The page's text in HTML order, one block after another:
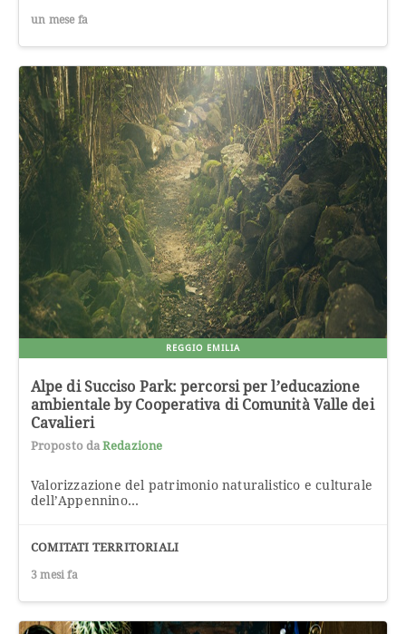
un mese fa
REGGIO EMILIA
Alpe di Succiso Park: percorsi per l’educazione
ambientale by Cooperativa di Comunità Valle dei
Cavalieri
Proposto da Redazione
Valorizzazione del patrimonio naturalistico e culturale
dell’Appennino...
COMITATI TERRITORIALI
3 mesi fa